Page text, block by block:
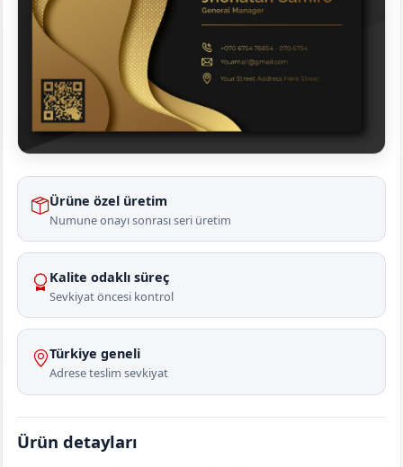
Ürüne özel üretim
Numune onayı sonrası seri üretim
Kalite odaklı süreç
Sevkiyat öncesi kontrol
Türkiye geneli
Adrese teslim sevkiyat
Ürün detayları